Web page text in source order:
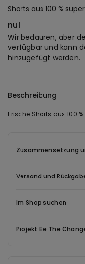
Shorts aus 100 %
null
Wir bedauren, aber
verfügbar und kann
hinzugefügt werden.
Beschreibung
Frische Shorts aus 100
Zusammensetzung
Versand und
Im Shop suchen
Projekt Be The